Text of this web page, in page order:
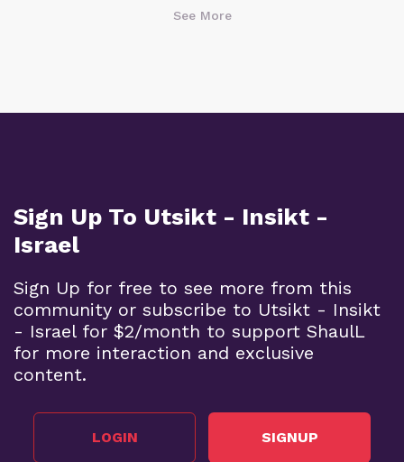
See More
Sign Up To Utsikt - Insikt -
Israel
Sign Up for free to see more from this
community or subscribe to Utsikt - Insikt
- Israel for $2/month to support ShaulL
for more interaction and exclusive
content.
LOGIN SIGNUP